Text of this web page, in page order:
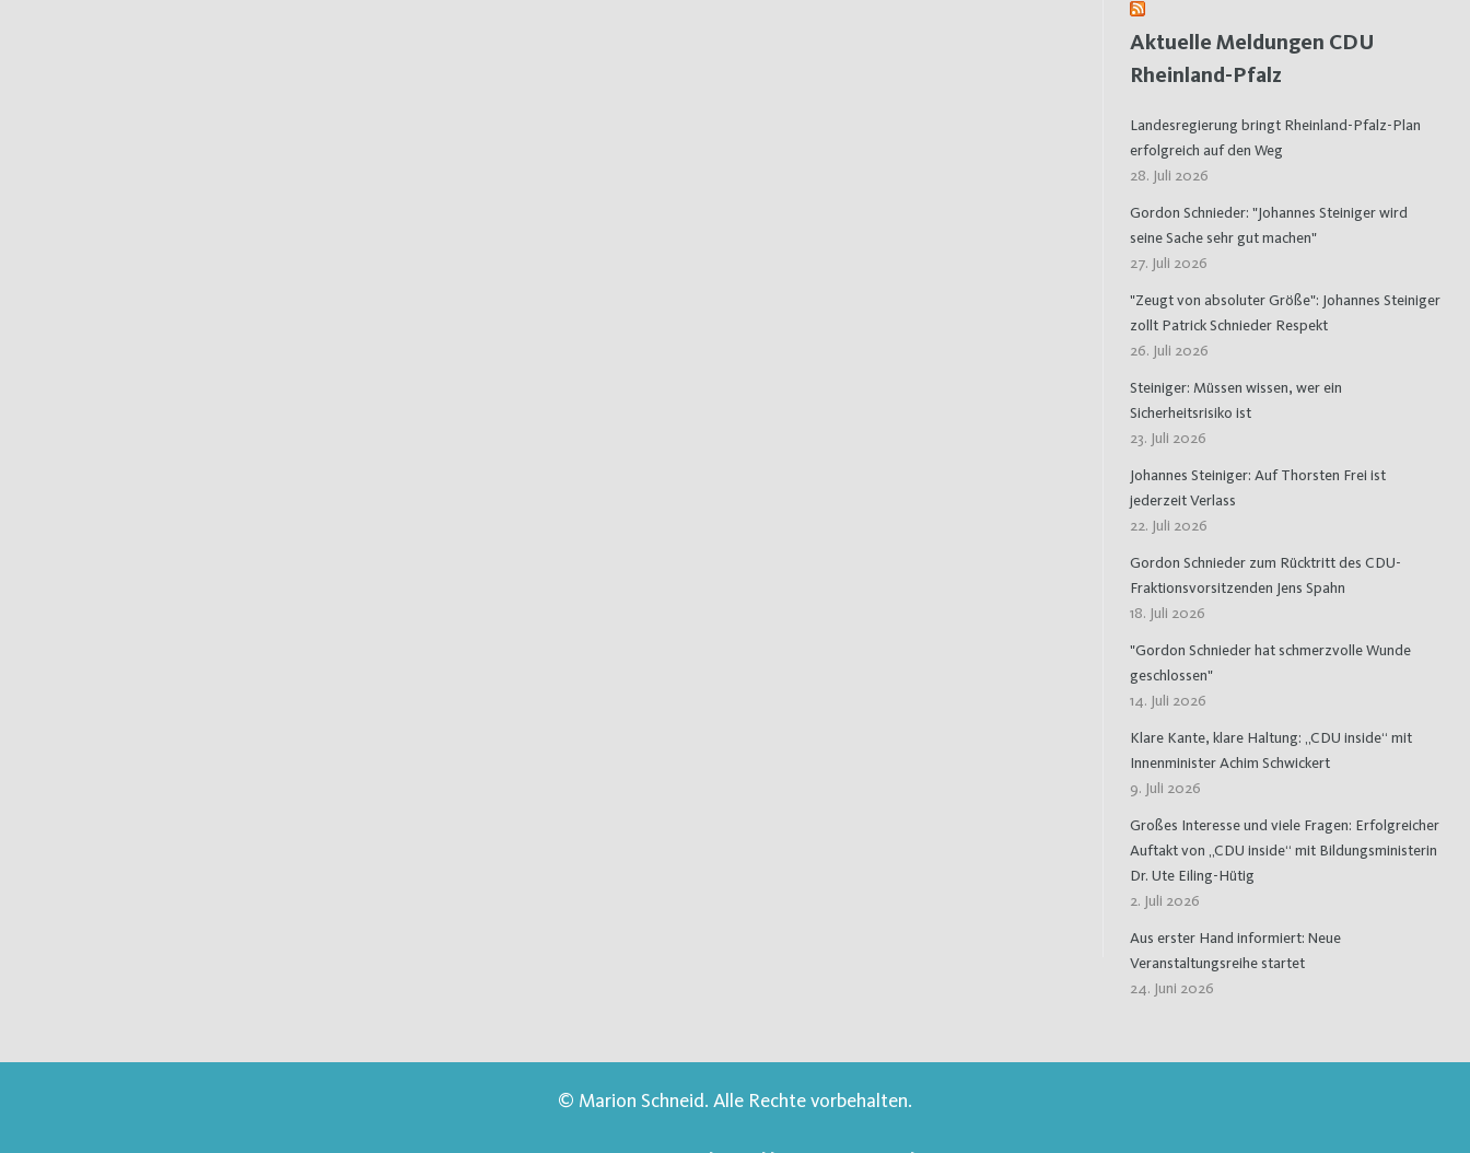
Aktuelle Meldungen CDU
Rheinland-Pfalz
Landesregierung bringt Rheinland-Pfalz-Plan
erfolgreich auf den Weg
28. Juli 2026
Gordon Schnieder: "Johannes Steiniger wird
seine Sache sehr gut machen"
27. Juli 2026
"Zeugt von absoluter Größe": Johannes Steiniger
zollt Patrick Schnieder Respekt
26. Juli 2026
Steiniger: Müssen wissen, wer ein
Sicherheitsrisiko ist
23. Juli 2026
Johannes Steiniger: Auf Thorsten Frei ist
jederzeit Verlass
22. Juli 2026
Gordon Schnieder zum Rücktritt des CDU-
Fraktionsvorsitzenden Jens Spahn
18. Juli 2026
"Gordon Schnieder hat schmerzvolle Wunde
geschlossen"
14. Juli 2026
Klare Kante, klare Haltung: „CDU inside“ mit
Innenminister Achim Schwickert
9. Juli 2026
Großes Interesse und viele Fragen: Erfolgreicher
Auftakt von „CDU inside“ mit Bildungsministerin
Dr. Ute Eiling-Hütig
2. Juli 2026
Aus erster Hand informiert: Neue
Veranstaltungsreihe startet
24. Juni 2026
© Marion Schneid. Alle Rechte vorbehalten.